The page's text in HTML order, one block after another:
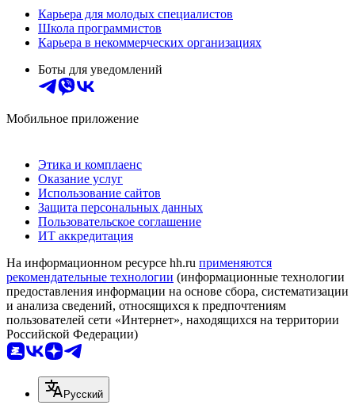
Карьера для молодых специалистов
Школа программистов
Карьера в некоммерческих организациях
Боты для уведомлений
Мобильное приложение
Этика и комплаенс
Оказание услуг
Использование сайтов
Защита персональных данных
Пользовательское соглашение
ИТ аккредитация
На информационном ресурсе hh.ru применяются
рекомендательные технологии (информационные технологии
предоставления информации на основе сбора, систематизации
и анализа сведений, относящихся к предпочтениям
пользователей сети «Интернет», находящихся на территории
Российской Федерации)
Русский